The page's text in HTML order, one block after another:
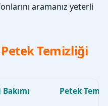
aramanız yeterli
Temizliği
Petek